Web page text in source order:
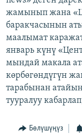
жамынып жана
баракчасынын
маалымат
январь күнү
мындай макала
көрбөгөндүгүн
тарабынан
тууралуу
Бөлүшүңүз